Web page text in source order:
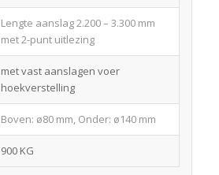
Lengte aanslag 2.200 – 3.300 mm
met 2-punt uitlezing
met vast aanslagen voer
hoekverstelling
Boven: ø80 mm, Onder: ø140 mm
900 KG